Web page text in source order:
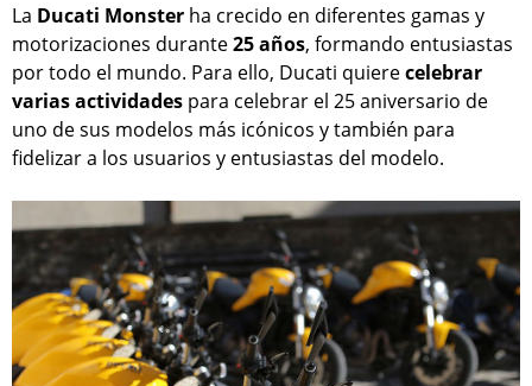
La Ducati Monster ha crecido en diferentes gamas y
motorizaciones durante25 años, formando entusiastas
por todo el mundo. Para ello, Ducati quierecelebrar
varias actividades para celebrar el 25 aniversario de
uno de sus modelos más icónicos y también para
fidelizar a los usuarios y entusiastas del modelo.